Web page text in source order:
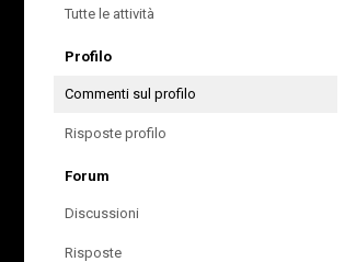
Tutte le attività
Profilo
Commenti sul profilo
Risposte profilo
Forum
Discussioni
Risposte